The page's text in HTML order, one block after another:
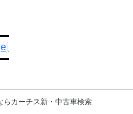
らカーチス新・中古車検索